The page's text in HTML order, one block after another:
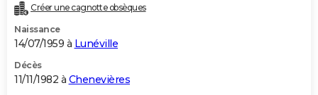
Créer une cagnotte obsèques
Naissance
14/07/1959 à Lunéville
Décès
11/11/1982 à Chenevières